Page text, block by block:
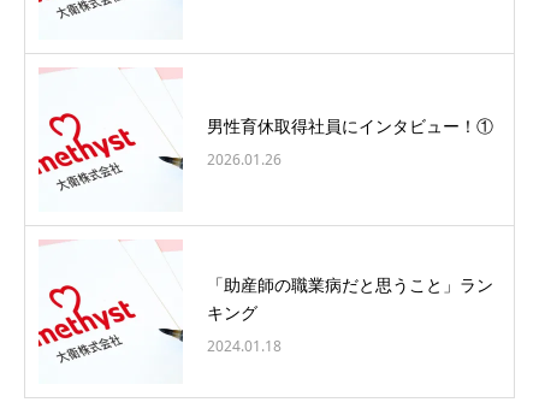
男性育休取得社員にインタビュー！①
2026.01.26
「助産師の職業病だと思うこと」ラン
キング
2024.01.18